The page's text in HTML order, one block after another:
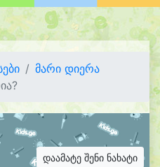
მარი დიერა
დაამატე შენი ნახატი